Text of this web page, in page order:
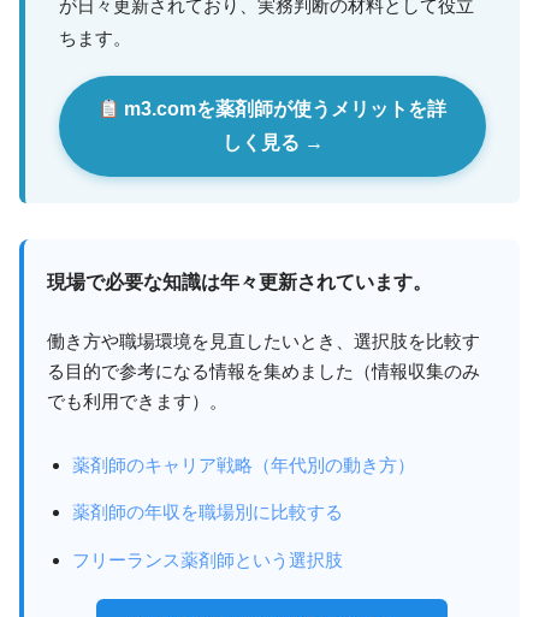
が日々更新されており、実務判断の材料として役立
ちます。
m3.comを薬剤師が使うメリットを詳
しく見る →
現場で必要な知識は年々更新されています。
働き方や職場環境を見直したいとき、選択肢を比較す
る目的で参考になる情報を集めました（情報収集のみ
でも利用できます）。
薬剤師のキャリア戦略（年代別の動き方）
薬剤師の年収を職場別に比較する
フリーランス薬剤師という選択肢